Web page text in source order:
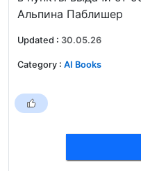
Альпина Паблишер
Updated : 30.05.26
Category : AI Books